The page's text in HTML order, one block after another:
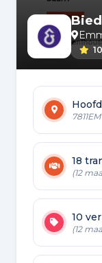
18
(12
10
(12